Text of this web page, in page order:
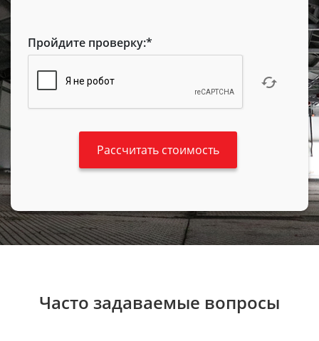
Пройдите проверку:*
Часто задаваемые вопросы